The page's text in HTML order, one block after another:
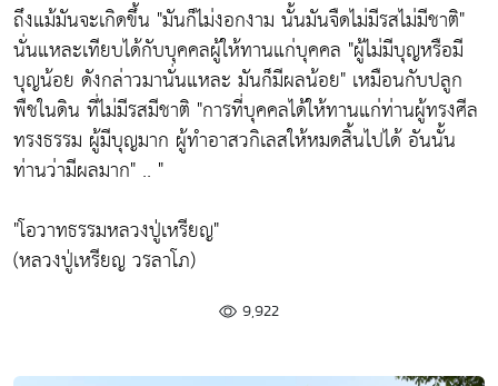
ถึงแม้มันจะเกิดขึ้น "มันก็ไม่งอกงาม นั้นมันจืดไม่มีรสไม่มีชาติ"
นั่นแหละเทียบได้กับบุคคลผู้ให้ทานแก่บุคคล "ผู้ไม่มีบุญหรือมี
บุญน้อย ดังกล่าวมานั่นแหละ มันก็มีผลน้อย" เหมือนกับปลูก
พืชในดิน ที่ไม่มีรสมีชาติ "การที่บุคคลได้ให้ทานแก่ท่านผู้ทรงศีล
ทรงธรรม ผู้มีบุญมาก ผู้ทำอาสวกิเลสให้หมดสิ้นไปได้ อันนั้น
ท่านว่ามีผลมาก" .. "
"โอวาทธรรมหลวงปู่เหรียญ"
(หลวงปู่เหรียญ วรลาโภ)
9,922